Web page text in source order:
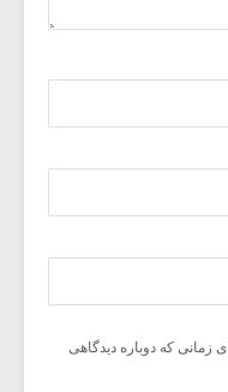
زمانی که دوباره دیدگاهی